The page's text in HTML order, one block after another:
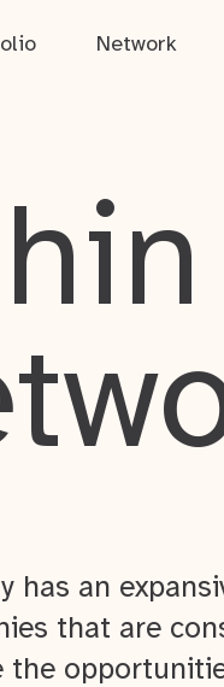
Network
has an
that are
the